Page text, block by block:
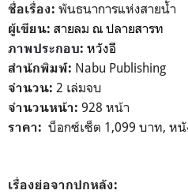
ชื่อเรื่อง: พันธนาการแห่งสายน้ำ
ผู้เขียน: สายลม ณ ปลายสารท
ภาพประกอบ: หวังอี
สำนักพิมพ์: Nabu Publishing
จำนวน: 2 เล่มจบ
จำนวนหน้า: 928 หน้า
ราคา: บ็อกซ์เซ็ต 1,099 บาท, ห
เรื่องย่อจากปกหลัง: